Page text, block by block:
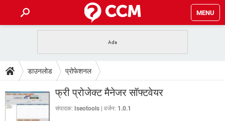
MENU
फोन पर अकाउंट बैलेंस चेक
WhatsApp Hack हो गया? Lucky Patcher यूज करें
टेक-स्पेशल
2020 के फ्री एंटीवायरस
बेस्ट फ्री ऑनलाइन गेम्स
डाउनलोड
Vidmate PUBG Mobile
डाउनलोड प्रोफेशनल
फ्री प्रोजेक्ट मैनेजर सॉफ्टवेयर
संपादक: Iseotools वर्जन: 1.0.1